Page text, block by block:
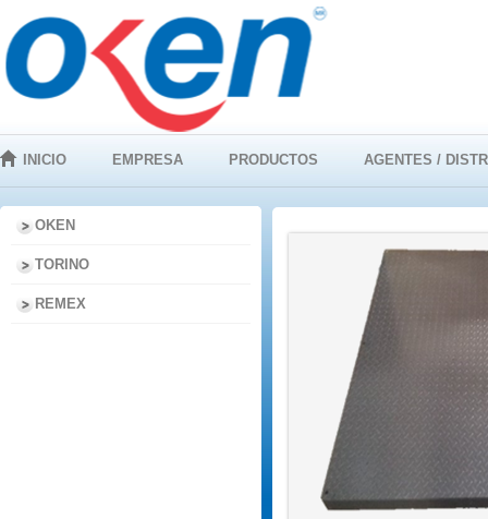
INICIO EMPRESA PRODUCTOS AGENTES /
OKEN
TORINO
REMEX